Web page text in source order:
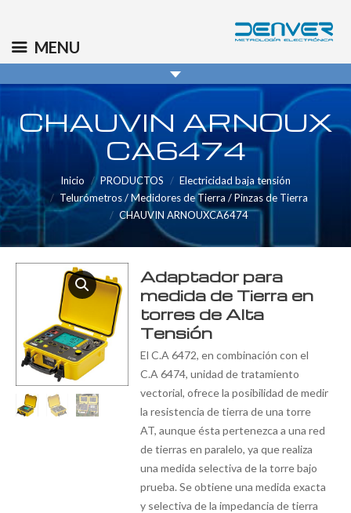
info@denver.es
CHAUVIN ARNOUX
CA6474
Inicio PRODUCTOS
Electricidad baja tensión
Telurómetros / Medidores de Tierra / Pinzas de Tierra
CHAUVIN ARNOUXCA6474
Adaptador para
medida de Tierra en
torres de Alta
Tensión
El C.A 6472, en combinación con el
C.A 6474, unidad de tratamiento
vectorial, ofrece la posibilidad de medir
la resistencia de tierra de una torre
AT, aunque ésta pertenezca a una red
de tierras en paralelo, ya que realiza
una medida selectiva de la torre bajo
prueba. Se obtiene una medida exacta
y selectiva de la impedancia de tierra
MENU